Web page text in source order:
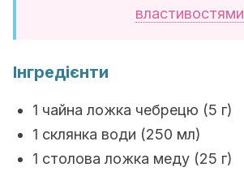
властивостями
Інгредієнти
1 чайна ложка чебрецю (5 г)
1 склянка води (250 мл)
1 столова ложка меду (25 г)